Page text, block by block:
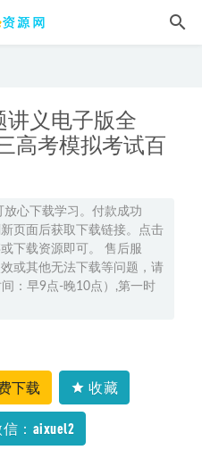
讲义电子版全
高考模拟考试百
心下载学习。付款成功
页面后获取下载链接。点击
下载资源即可。 售后服
或其他无法下载等问题，请
：早9点-晚10点）,第一时
下载 收藏
：aixuel2
高中数学秒杀课 2022-11-06
套）,7.37G课程百度网盘资
频教程+课堂笔记+讲义（暑
频教程+课堂笔记